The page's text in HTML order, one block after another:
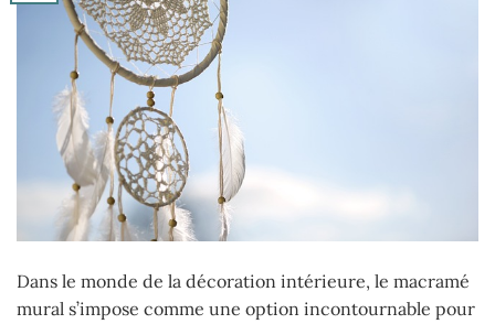
Dans le monde de la décoration intérieure, le macramé
mural s’impose comme une option incontournable pour